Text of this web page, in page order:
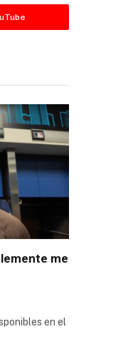
me
en el